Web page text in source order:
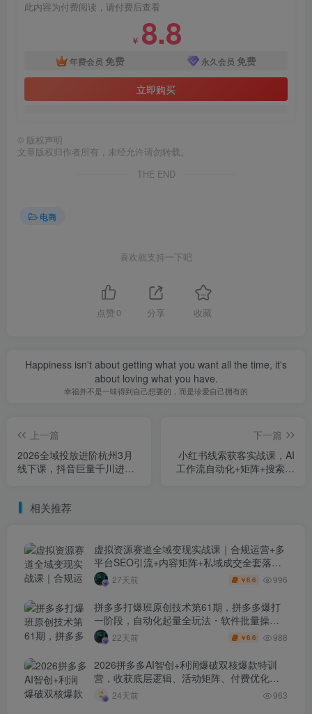
此内容为付费阅读，请付费后查看
￥ 8.8
年费会员 免费 永久会员 免费
立即购买
© 版权声明
文章版权归作者所有，未经允许请勿转载。
THE END
电商
喜欢就支持一下吧
点赞 0 分享 收藏
Happiness isn't about getting what you want all the time, it's
about loving what you have.
幸福并不是一味得到自己想要的，而是珍爱自己拥有的
上一篇
2026全域投放进阶杭州3月
线下课，抖音巨量千川进阶
0329）
下一篇
小红书线索获客实战课，AI
工作流自动化+矩阵+搜索流
相关推荐
虚拟资源赛道全域变现实战课｜合规运营+多
平台SEO引流+内容矩阵+私域成交全套落地
玩法27天前 ￥6.6 996
拼多多打爆班原创技术第61期，拼多多爆打
一阶段，自动化起量全玩法・软件批量操
作・投产优化・大促矩阵实战课
22天前 ￥6.6 988
2026拼多多AI智创+利润爆破双核爆款特训
营，收获底层逻辑、活动矩阵、付费优化、
0-1打爆SOP
24天前 963